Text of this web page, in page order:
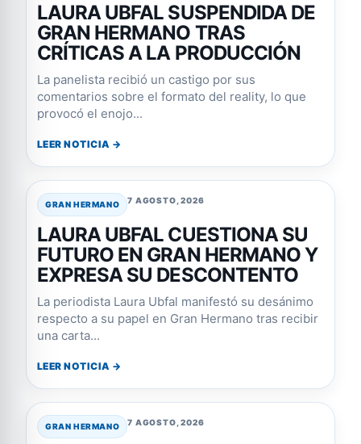
LAURA UBFAL SUSPENDIDA DE
GRAN HERMANO TRAS
CRÍTICAS A LA PRODUCCIÓN
La panelista recibió un castigo por sus
comentarios sobre el formato del reality, lo que
provocó el enojo...
LEER NOTICIA →
GRAN HERMANO 7 AGOSTO, 2026
LAURA UBFAL CUESTIONA SU
FUTURO EN GRAN HERMANO Y
EXPRESA SU DESCONTENTO
La periodista Laura Ubfal manifestó su desánimo
respecto a su papel en Gran Hermano tras recibir
una carta...
LEER NOTICIA →
GRAN HERMANO 7 AGOSTO, 2026